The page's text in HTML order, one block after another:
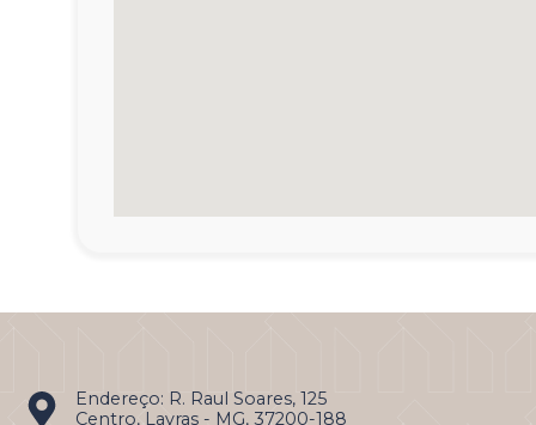
Endereço: R. Raul Soares, 125
Centro, Lavras - MG, 37200-188